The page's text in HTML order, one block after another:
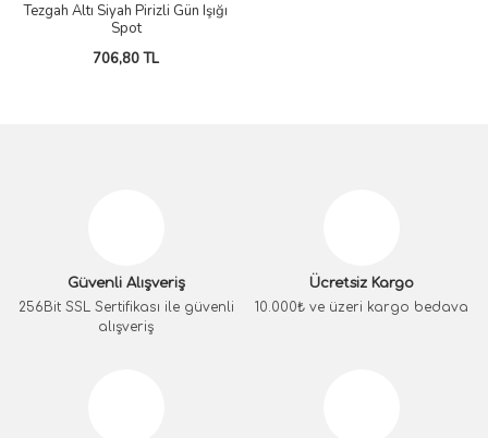
Tezgah Altı Siyah Pirizli Gün Işığı
Spot
706,80 TL
Güvenli Alışveriş
256Bit SSL Sertifikası ile güvenli
alışveriş
Ücretsiz Kargo
10.000₺ ve üzeri kargo bedava